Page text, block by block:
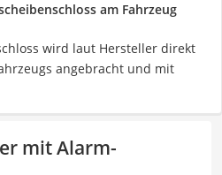
am Fahrzeug
wird laut Hersteller direkt
angebracht und mit
mit Alarm-